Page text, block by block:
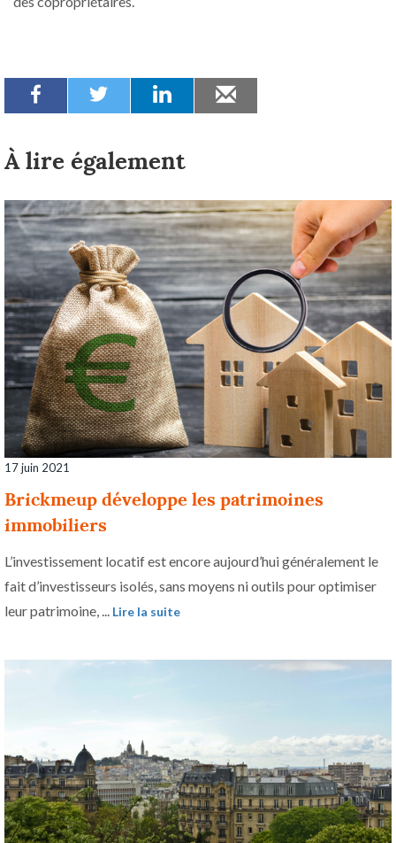
À lire également
17 juin 2021
Brickmeup développe les patrimoines
immobiliers
L’investissement locatif est encore aujourd’hui généralement le
fait d’investisseurs isolés, sans moyens ni outils pour optimiser
leur patrimoine, ...
Lire la suite